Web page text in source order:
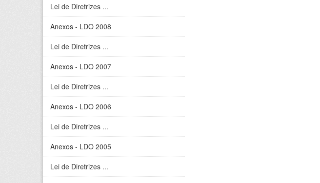
Lei de Diretrizes ...
Anexos - LDO 2008
Lei de Diretrizes ...
Anexos - LDO 2007
Lei de Diretrizes ...
Anexos - LDO 2006
Lei de Diretrizes ...
Anexos - LDO 2005
Lei de Diretrizes ...